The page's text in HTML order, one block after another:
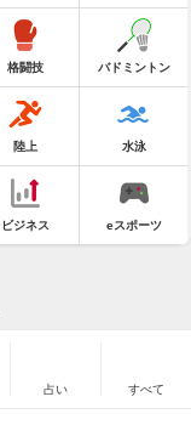
格闘技 バドミントン
陸上 水泳
ビジネス eスポーツ
占い すべて